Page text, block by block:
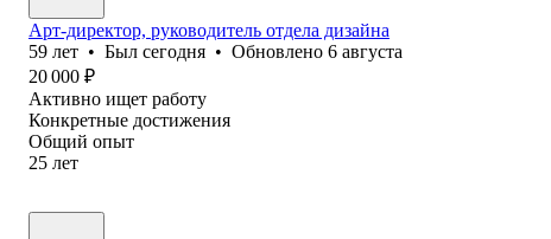
Арт-директор, руководитель отдела дизайна
59 лет • Был сегодня • Обновлено 6 августа
20 000 ₽
Активно ищет работу
Конкретные достижения
Общий опыт
25 лет